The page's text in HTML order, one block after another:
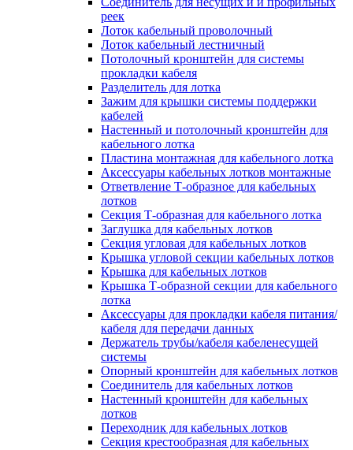
реек
Лоток кабельный проволочный
Лоток кабельный лестничный
Потолочный кронштейн для системы
прокладки кабеля
Разделитель для лотка
Зажим для крышки системы поддержки
кабелей
Настенный и потолочный кронштейн для
кабельного лотка
Пластина монтажная для кабельного лотка
Аксессуары кабельных лотков монтажные
Ответвление Т-образное для кабельных
лотков
Секция Т-образная для кабельного лотка
Заглушка для кабельных лотков
Секция угловая для кабельных лотков
Крышка угловой секции кабельных лотков
Крышка для кабельных лотков
Крышка Т-образной секции для кабельного
лотка
Аксессуары для прокладки кабеля питания/
кабеля для передачи данных
Держатель трубы/кабеля кабеленесущей
системы
Опорный кронштейн для кабельных лотков
Соединитель для кабельных лотков
Настенный кронштейн для кабельных
лотков
Переходник для кабельных лотков
Секция крестообразная для кабельных